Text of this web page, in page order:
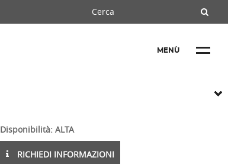
MENÙ
Disponibilità: ALTA
RICHIEDI INFORMAZIONI